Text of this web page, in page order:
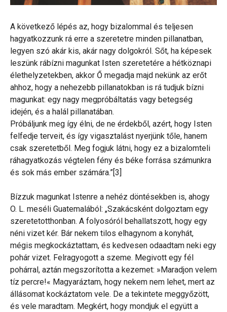
A következő lépés az, hogy bizalommal és teljesen
hagyatkozzunk rá erre a szeretetre minden pillanatban,
legyen szó akár kis, akár nagy dolgokról. Sőt, ha képesek
leszünk rábízni magunkat Isten szeretetére a hétköznapi
élethelyzetekben, akkor Ő megadja majd nekünk az erőt
ahhoz, hogy a nehezebb pillanatokban is rá tudjuk bízni
magunkat: egy nagy megpróbáltatás vagy betegség
idején, és a halál pillanatában.
Próbáljunk meg így élni, de ne érdekből, azért, hogy Isten
felfedje terveit, és így vigasztalást nyerjünk tőle, hanem
csak szeretetből. Meg fogjuk látni, hogy ez a bizalomteli
ráhagyatkozás végtelen fény és béke forrása számunkra
és sok más ember számára.”[3]
Bízzuk magunkat Istenre a nehéz döntésekben is, ahogy
O. L. meséli Guatemalából: „Szakácsként dolgoztam egy
szeretetotthonban. A folyosóról behallatszott, hogy egy
néni vizet kér. Bár nekem tilos elhagynom a konyhát,
mégis megkockáztattam, és kedvesen odaadtam neki egy
pohár vizet. Felragyogott a szeme. Megivott egy fél
pohárral, aztán megszorította a kezemet: »Maradjon velem
tíz percre!« Magyaráztam, hogy nekem nem lehet, mert az
állásomat kockáztatom vele. De a tekintete meggyőzött,
és vele maradtam. Megkért, hogy mondjuk el együtt a